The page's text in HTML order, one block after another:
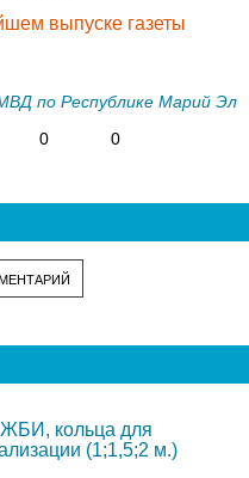
выпуске газеты
по Республике Марий Эл
0
0
кольца для
(1;1,5;2 м.)